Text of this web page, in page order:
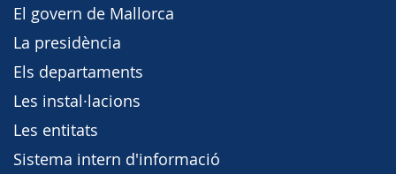
El govern de Mallorca
La presidència
Els departaments
Les instal·lacions
Les entitats
Sistema intern d'informació